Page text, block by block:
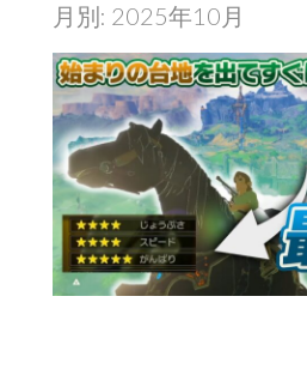
月別: 2025年10月